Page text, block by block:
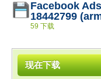
Facebook
18442799
59 下载
现在下载